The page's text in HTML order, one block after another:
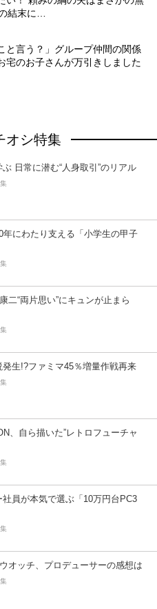
結末に…
と言う？」グループ仲間の関係
宅のお子さんが万引きしました
オシ特集
日常に潜む“人身取引”のリアル
年にわたり支える「小学生の甲子
二“両片思い”にキュンが止まら
生!?ファミマ45％増量作戦再来
、自ら描いた”レトロフューチャ
員が本気で選ぶ「10万円台PC3
オッチ、プロデューサーの感想は